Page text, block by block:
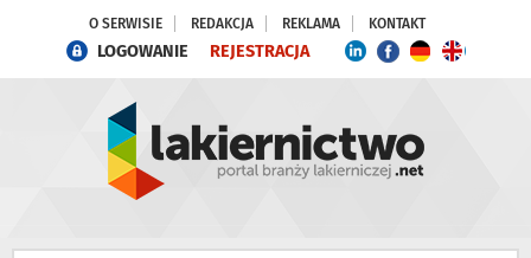
O SERWISIE REDAKCJA REKLAMA KONTAKT
LOGOWANIE REJESTRACJA